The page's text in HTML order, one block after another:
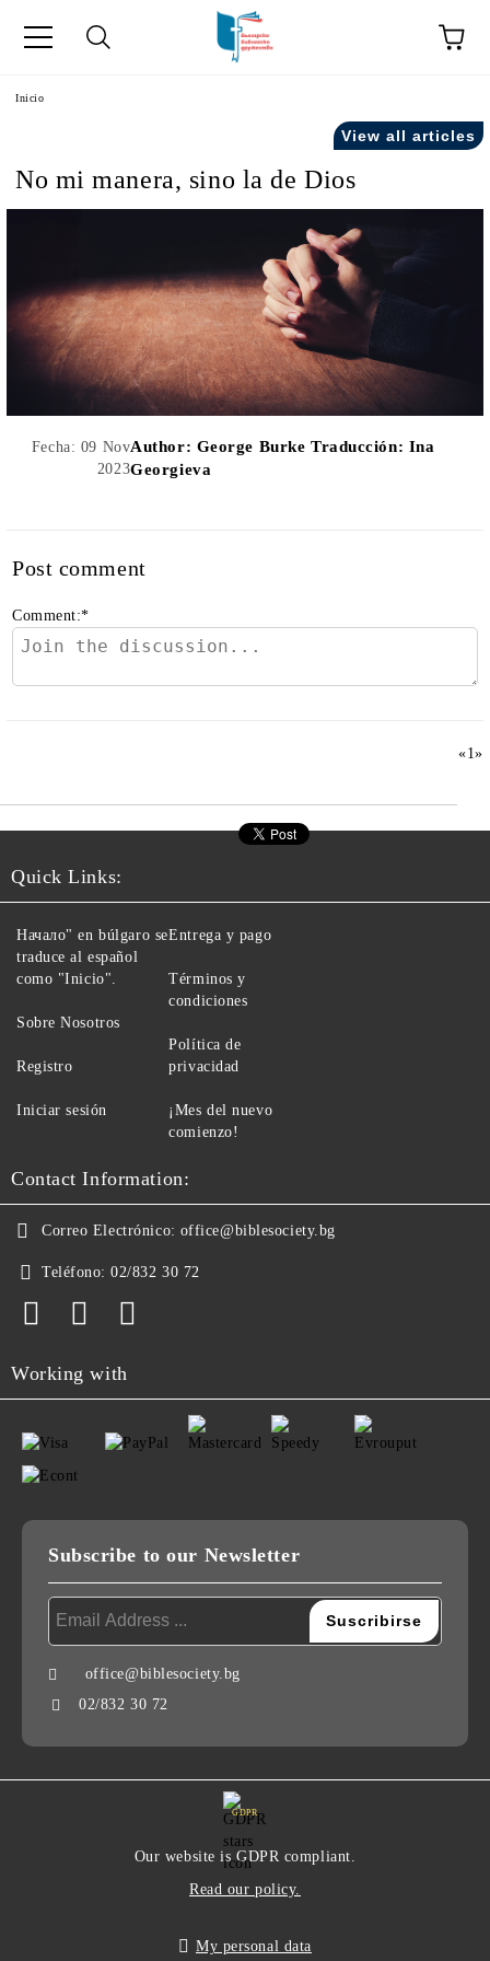
Inicio
View all articles
No mi manera, sino la de Dios
Fecha: 09 Nov
2023
Author: George Burke Traducción: Ina
Georgieva
Post comment
Comment:*
«1»
Quick Links:
Начало" en búlgaro se
traduce al español
como "Inicio".
Sobre Nosotros
Registro
Iniciar sesión
Entrega y pago
Términos y
condiciones
Política de
privacidad
¡Mes del nuevo
comienzo!
Contact Information:
Correo Electrónico: office@biblesociety.bg
Teléfono: 02/832 30 72
Working with
Subscribe to our Newsletter
office@biblesociety.bg
02/832 30 72
GDPR
Our website is GDPR compliant.
Read our policy.
My personal data